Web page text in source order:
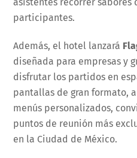
participantes.
Además, el hotel lanzará
diseñada para empresas y
disfrutar los partidos en
pantallas de gran formato,
menús personalizados,
puntos de reunión más
en la Ciudad de México.